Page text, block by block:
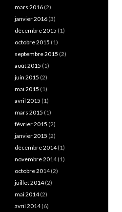
mars 2016 (2)
janvier 2016 (3)
décembre 2015 (1)
octobre 2015 (1)
septembre 2015 (2)
août 2015 (1)
juin 2015 (2)
mai 2015 (1)
avril 2015 (1)
mars 2015 (1)
février 2015 (2)
janvier 2015 (2)
décembre 2014(1)
novembre 2014(1)
octobre 2014(2)
juillet 2014(2)
mai 2014(2)
avril 2014(6)